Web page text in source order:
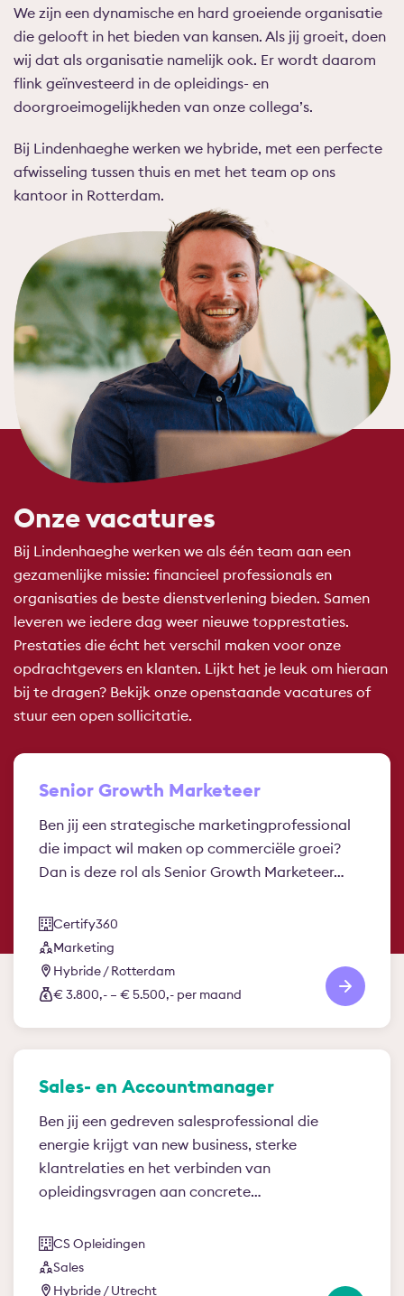
We zijn een dynamische en hard groeiende organisatie
die gelooft in het bieden van kansen. Als jij groeit, doen
wij dat als organisatie namelijk ook. Er wordt daarom
flink geïnvesteerd in de opleidings- en
doorgroeimogelijkheden van onze collega’s.
Bij Lindenhaeghe werken we hybride, met een perfecte
afwisseling tussen thuis en met het team op ons
kantoor in Rotterdam.
Onze vacatures
Bij Lindenhaeghe werken we als één team aan een
gezamenlijke missie: financieel professionals en
organisaties de beste dienstverlening bieden. Samen
leveren we iedere dag weer nieuwe topprestaties.
Prestaties die écht het verschil maken voor onze
opdrachtgevers en klanten. Lijkt het je leuk om hieraan
bij te dragen? Bekijk onze openstaande vacatures of
stuur een open sollicitatie.
Senior Growth Marketeer
Ben jij een strategische marketingprofessional
die impact wil maken op commerciële groei?
Dan is deze rol als Senior Growth Marketeer…
Certify360
Marketing
Hybride / Rotterdam
€ 3.800,- – € 5.500,- per maand
Sales- en Accountmanager
Ben jij een gedreven salesprofessional die
energie krijgt van new business, sterke
klantrelaties en het verbinden van
opleidingsvragen aan concrete…
CS Opleidingen
Sales
Hybride / Utrecht